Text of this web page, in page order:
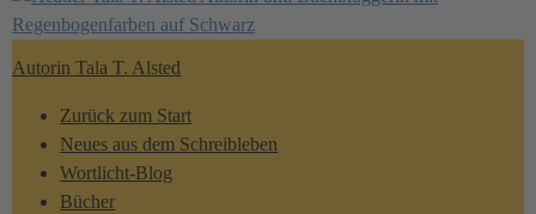
Autorin Tala T. Alsted
Zurück zum Start
Neues aus dem Schreibleben
Wortlicht-Blog
Bücher